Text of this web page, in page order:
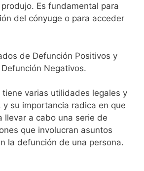
Es fundamental para
del cónyuge o para acceder
de Defunción Positivos y
Negativos.
varias utilidades legales y
y su importancia radica en que
llevar a cabo una serie de
que involucran asuntos
la defunción de una persona.